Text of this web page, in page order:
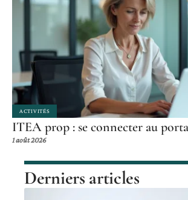
ACTIVITÉS
ITEA prop : se connecter au
1 août 2026
Derniers articles